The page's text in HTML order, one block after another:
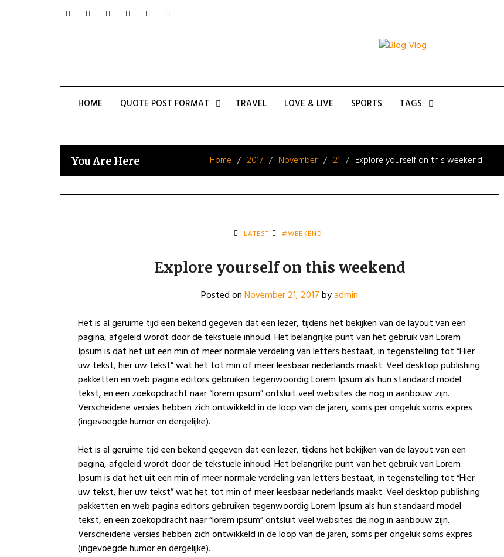
HOME QUOTE POST FORMAT TRAVEL LOVE & LIVE SPORTS TAGS
You Are Here Home 2017 November 21 Explore yourself on this weekend
LATEST #WEEKEND
Explore yourself on this weekend
Posted onNovember 21, 2017byadmin
Het is al geruime tijd een bekend gegeven dat een lezer, tijdens het bekijken van de layout van een
pagina, afgeleid wordt door de tekstuele inhoud. Het belangrijke punt van het gebruik van Lorem
Ipsum is dat het uit een min of meer normale verdeling van letters bestaat, in tegenstelling tot “Hier
uw tekst, hier uw tekst” wat het tot min of meer leesbaar nederlands maakt. Veel desktop publishing
pakketten en web pagina editors gebruiken tegenwoordig Lorem Ipsum als hun standaard model
tekst, en een zoekopdracht naar “lorem ipsum” ontsluit veel websites die nog in aanbouw zijn.
Verscheidene versies hebben zich ontwikkeld in de loop van de jaren, soms per ongeluk soms expres
(ingevoegde humor en dergelijke).
Het is al geruime tijd een bekend gegeven dat een lezer, tijdens het bekijken van de layout van een
pagina, afgeleid wordt door de tekstuele inhoud. Het belangrijke punt van het gebruik van Lorem
Ipsum is dat het uit een min of meer normale verdeling van letters bestaat, in tegenstelling tot “Hier
uw tekst, hier uw tekst” wat het tot min of meer leesbaar nederlands maakt. Veel desktop publishing
pakketten en web pagina editors gebruiken tegenwoordig Lorem Ipsum als hun standaard model
tekst, en een zoekopdracht naar “lorem ipsum” ontsluit veel websites die nog in aanbouw zijn.
Verscheidene versies hebben zich ontwikkeld in de loop van de jaren, soms per ongeluk soms expres
(ingevoegde humor en dergelijke).